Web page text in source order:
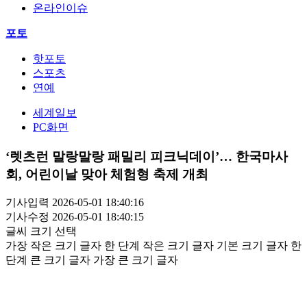
온라인이슈
포토
핫포토
스포츠
연예
세계일보
PC화면
‘렛츠런 말랑말랑 패밀리 피크닉데이’… 한국마사
회, 어린이날 맞아 체험형 축제 개최
기사입력 2026-05-01 18:40:16
기사수정 2026-05-01 18:40:15
글씨 크기 선택
가장 작은 크기 글자 한 단계 작은 크기 글자 기본 크기 글자 한
단계 큰 크기 글자 가장 큰 크기 글자